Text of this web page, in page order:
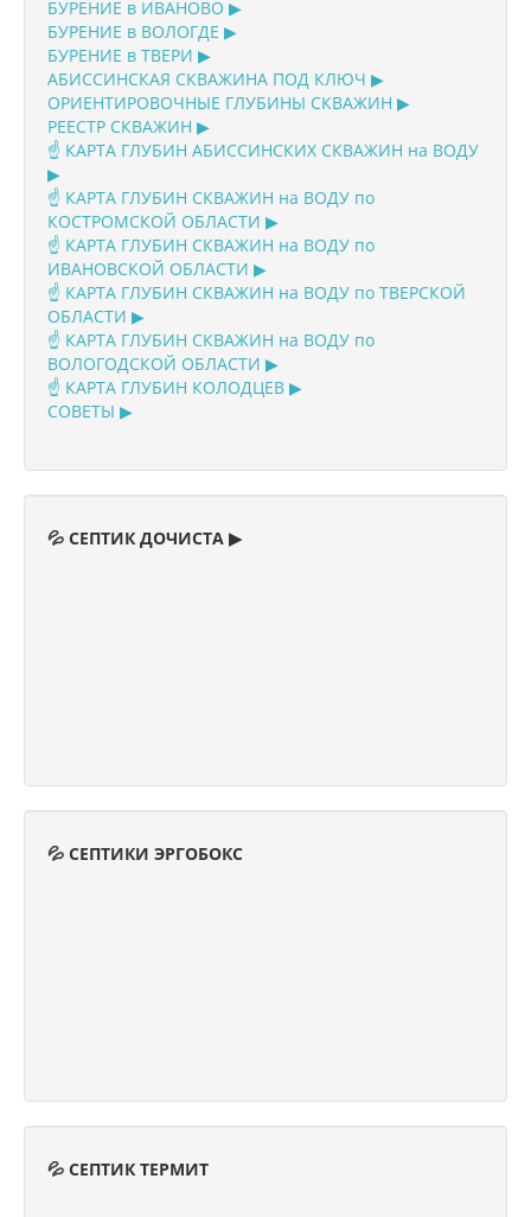
БУРЕНИЕ в ИВАНОВО ▶
БУРЕНИЕ в ВОЛОГДЕ ▶
БУРЕНИЕ в ТВЕРИ ▶
АБИССИНСКАЯ СКВАЖИНА ПОД КЛЮЧ ▶
ОРИЕНТИРОВОЧНЫЕ ГЛУБИНЫ СКВАЖИН ▶
РЕЕСТР СКВАЖИН ▶
☝️ КАРТА ГЛУБИН АБИССИНСКИХ СКВАЖИН на ВОДУ
▶
☝️ КАРТА ГЛУБИН СКВАЖИН на ВОДУ по
КОСТРОМСКОЙ ОБЛАСТИ ▶
☝️ КАРТА ГЛУБИН СКВАЖИН на ВОДУ по
ИВАНОВСКОЙ ОБЛАСТИ ▶
☝️ КАРТА ГЛУБИН СКВАЖИН на ВОДУ по ТВЕРСКОЙ
ОБЛАСТИ ▶
☝️ КАРТА ГЛУБИН СКВАЖИН на ВОДУ по
ВОЛОГОДСКОЙ ОБЛАСТИ ▶
☝️ КАРТА ГЛУБИН КОЛОДЦЕВ ▶
СОВЕТЫ ▶
💦 СЕПТИК ДОЧИСТА ▶
💦 СЕПТИКИ ЭРГОБОКС
💦 СЕПТИК ТЕРМИТ